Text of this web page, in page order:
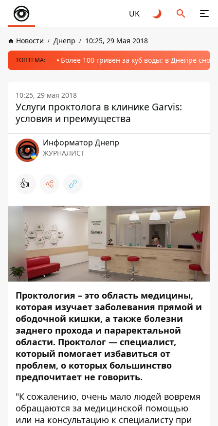
UK
Новости Днепр 10:25, 29 Мая 2018
ТОПТЕМА: Более 100 гривен за куб воды: в Днепре
10:25, 29 мая 2018
Услуги проктолога в клинике Garvis:
условия и преимущества
Информатор Днепр
ЖУРНАЛИСТ
👍
Проктология – это область медицины,
которая изучает заболевания прямой и
ободочной кишки, а также болезни
заднего прохода и параректальной
области. Проктолог — специалист,
который помогает избавиться от
проблем, о которых большинство
предпочитает не говорить.
"К сожалению, очень мало людей вовремя
обращаются за медицинской помощью
или на консультацию к специалисту при